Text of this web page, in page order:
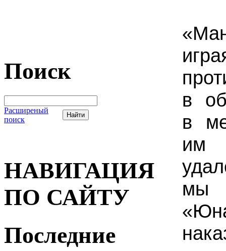
Поиск
Расширеный
поиск
НАВИГАЦИЯ
ПО САЙТУ
Последние
в
в
им
мы